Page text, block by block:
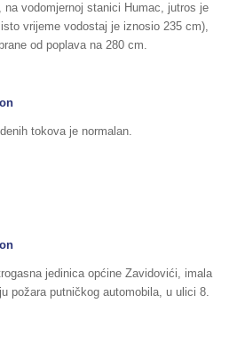
na vodomjernoj stanici Humac, jutros je
vrijeme vodostaj je iznosio 235 cm),
od poplava na 280 cm.
tokova je normalan.
jedinica općine Zavidovići, imala
požara putničkog automobila, u ulici 8.